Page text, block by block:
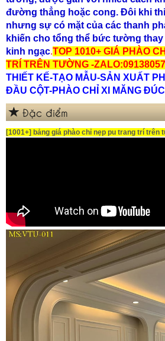
đường thẳng hoặc cong. Đôi khi
nhưng sự có mặt của các thanh
khiến cho tổng thể bức tường
kinh ngạc.TOP 1010+ GIÁ PHÀO
TRÍ TRÊN TƯỜNG -
THIẾT KẾ-TẠO MẪU-SẢN XUẤT
ĐẦU CỘT-PHÀO CHỈ XI MĂNG
Đặc điểm
[1001+] bảng giá phào chỉ nẹp pu trang trí trên